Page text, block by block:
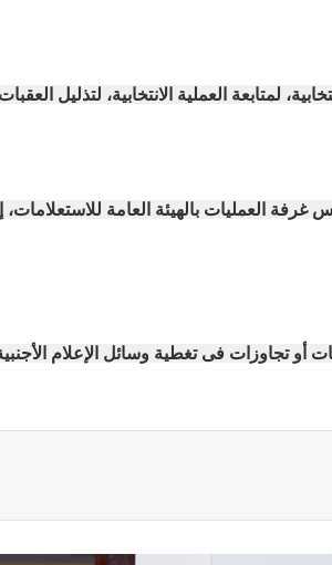
لمتابعة العملية الانتخابية، لتذليل
العمليات بالهيئة العامة للاستعلامات، إن
تجاوزات فى تغطية وسائل الإعلام